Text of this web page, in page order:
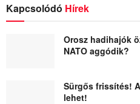
Kapcsolódó Hírek
Orosz hadihajók
NATO aggódik?
Sürgős frissítés!
lehet!